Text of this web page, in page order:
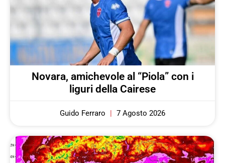
Novara, amichevole al “Piola” con i
liguri della Cairese
Guido Ferraro 7 Agosto 2026